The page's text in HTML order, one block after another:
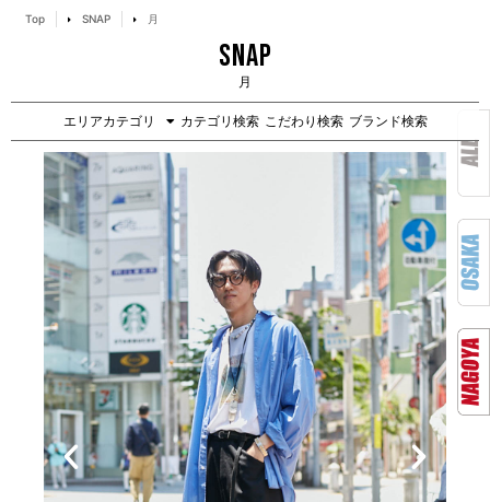
Top SNAP 月
SNAP
月
エリアカテゴリ カテゴリ検索 こだわり検索 ブランド検索